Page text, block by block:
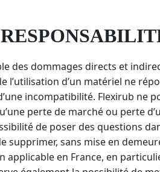
des dommages directs et
l’utilisation d’un matériel ne
incompatibilité. Flexirub ne
perte de marché ou perte
de poser des questions
supprimer, sans mise en
applicable en France, en